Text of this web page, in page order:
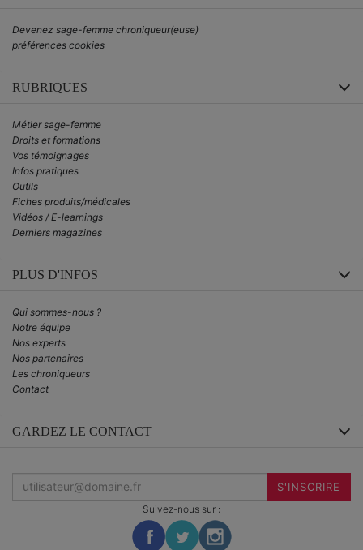
Devenez sage-femme chroniqueur(euse)
préférences cookies
RUBRIQUES
Métier sage-femme
Droits et formations
Vos témoignages
Infos pratiques
Outils
Fiches produits/médicales
Vidéos / E-learnings
Derniers magazines
PLUS D'INFOS
Qui sommes-nous ?
Notre équipe
Nos experts
Nos partenaires
Les chroniqueurs
Contact
GARDEZ LE CONTACT
S'INSCRIRE
Suivez-nous sur :